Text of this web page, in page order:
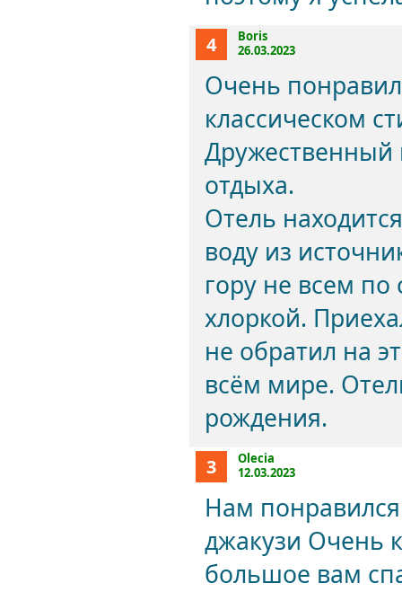
4
Boris
26.03.2023
Очень
классическом
Дружественный
отдыха.
Отель
воду из
гору не всем по
хлоркой.
не обратил на
всём мире.
рождения.
3
Olecia
12.03.2023
Нам
джакузи Очень
большое вам